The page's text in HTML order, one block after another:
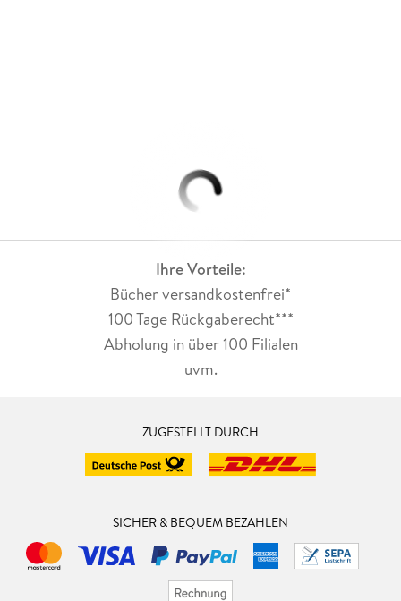
Ihre Vorteile:
Bücher versandkostenfrei*
100 Tage Rückgaberecht***
Abholung in über 100 Filialen
uvm.
ZUGESTELLT DURCH
SICHER & BEQUEM BEZAHLEN